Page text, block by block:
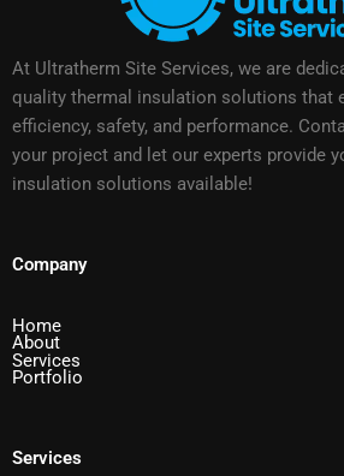
At Ultratherm Site Services, we are
quality thermal insulation solutions that
efficiency, safety, and performance.
your project and let our experts provide
insulation solutions available!
Company
Home
About
Services
Portfolio
Services